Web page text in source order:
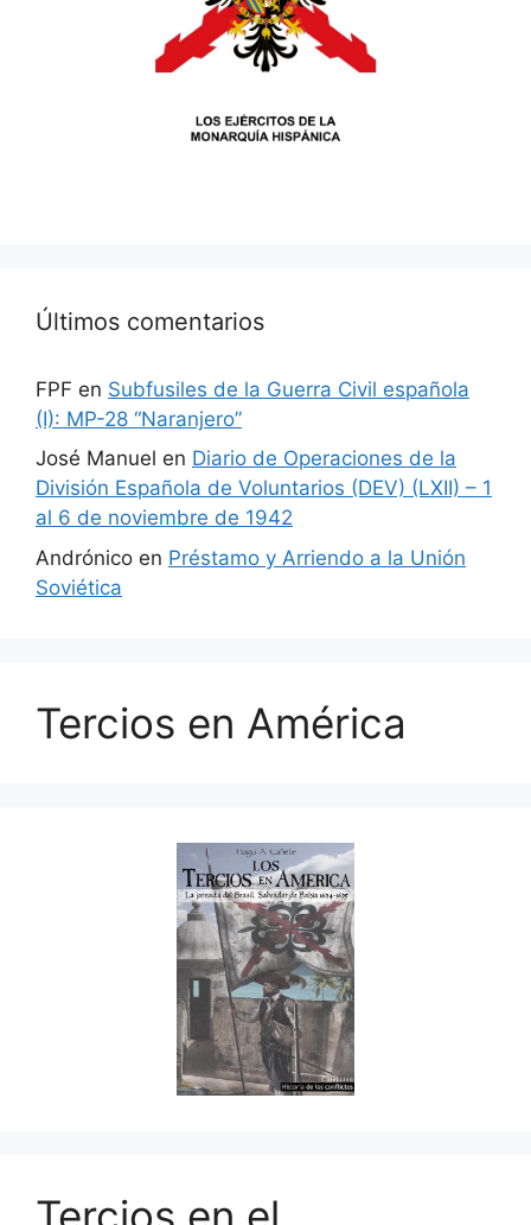
Últimos comentarios
FPF en Subfusiles de la Guerra Civil española
(I): MP-28 “Naranjero”
José Manuel en Diario de Operaciones de la
División Española de Voluntarios (DEV) (LXII) – 1
al 6 de noviembre de 1942
Andrónico en Préstamo y Arriendo a la Unión
Soviética
Tercios en América